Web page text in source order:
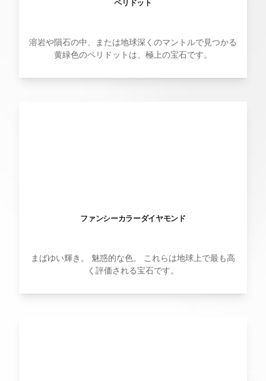
ペリドット
溶岩や隕石の中、または地球深くのマントルで見つかる
黄緑色のペリドットは、極上の宝石です。
ファンシーカラーダイヤモンド
まばゆい輝き。 魅惑的な色。 これらは地球上で最も高
く評価される宝石です。